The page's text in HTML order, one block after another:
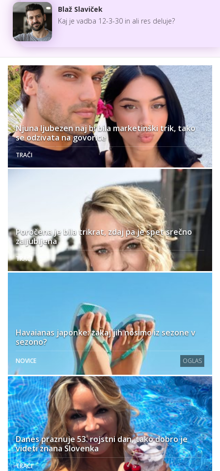
Blaž Slaviček
Kaj je vadba 12-3-30 in ali res deluje?
Njuna ljubezen naj bi bila marketinški trik, tako
se odzivata na govorice
TRAČI
Poročena je bila trikrat, zdaj pa je spet srečno
zaljubljena
TRAČI
Havaianas japonke: zakaj jih nosimo iz sezone v
sezono?
NOVICE OGLAS
Danes praznuje 53. rojstni dan, tako dobro je
videti znana Slovenka
TRAČI